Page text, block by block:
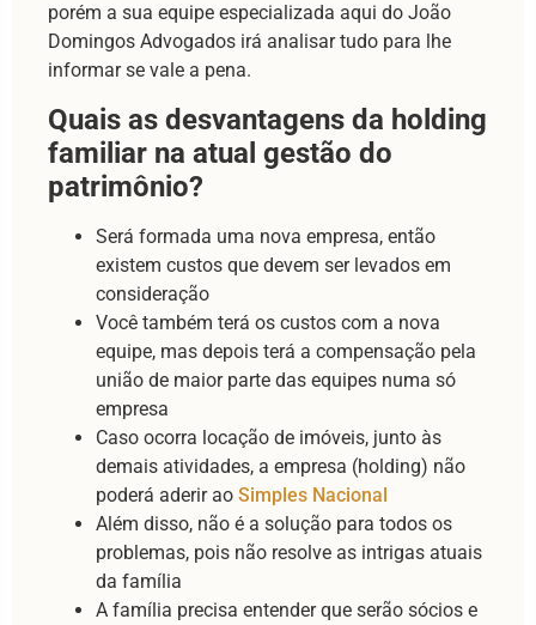
porém a sua equipe especializada aqui do João
Domingos Advogados irá analisar tudo para lhe
informar se vale a pena.
Quais as desvantagens da holding
familiar na atual gestão do
patrimônio?
Será formada uma nova empresa, então
existem custos que devem ser levados em
consideração
Você também terá os custos com a nova
equipe, mas depois terá a compensação pela
união de maior parte das equipes numa só
empresa
Caso ocorra locação de imóveis, junto às
demais atividades, a empresa (holding) não
poderá aderir ao Simples Nacional
Além disso, não é a solução para todos os
problemas, pois não resolve as intrigas atuais
da família
A família precisa entender que serão sócios e